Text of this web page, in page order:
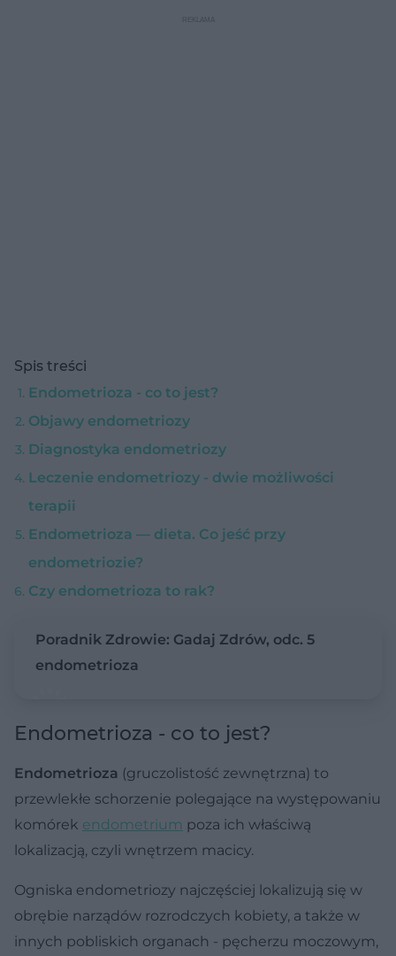
Spis treści
Endometrioza - co to jest?
Objawy endometriozy
Diagnostyka endometriozy
Leczenie endometriozy - dwie możliwości
terapii
Endometrioza — dieta. Co jeść przy
endometriozie?
Czy endometrioza to rak?
Poradnik Zdrowie: Gadaj Zdrów, odc. 5
endometrioza
Endometrioza - co to jest?
Endometrioza (gruczolistość zewnętrzna) to
przewlekłe schorzenie polegające na występowaniu
komórek endometrium poza ich właściwą
lokalizacją, czyli wnętrzem macicy.
Ogniska endometriozy najczęściej lokalizują się w
obrębie narządów rozrodczych kobiety, a także w
innych pobliskich organach - pęcherzu moczowym,